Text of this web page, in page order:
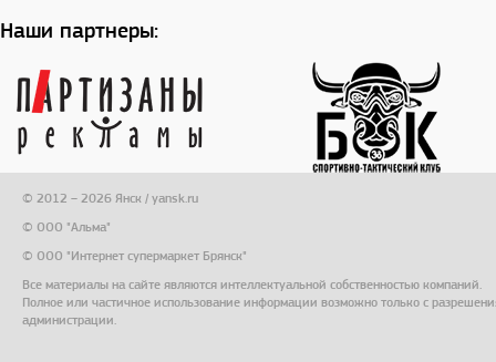
Наши партнеры:
© 2012 – 2026 Янск / yansk.ru
© ООО "Альма"
© ООО "Интернет супермаркет Брянск"
Все материалы на сайте являются интеллектуальной собственностью компаний.
Полное или частичное использование информации возможно только с
администрации.